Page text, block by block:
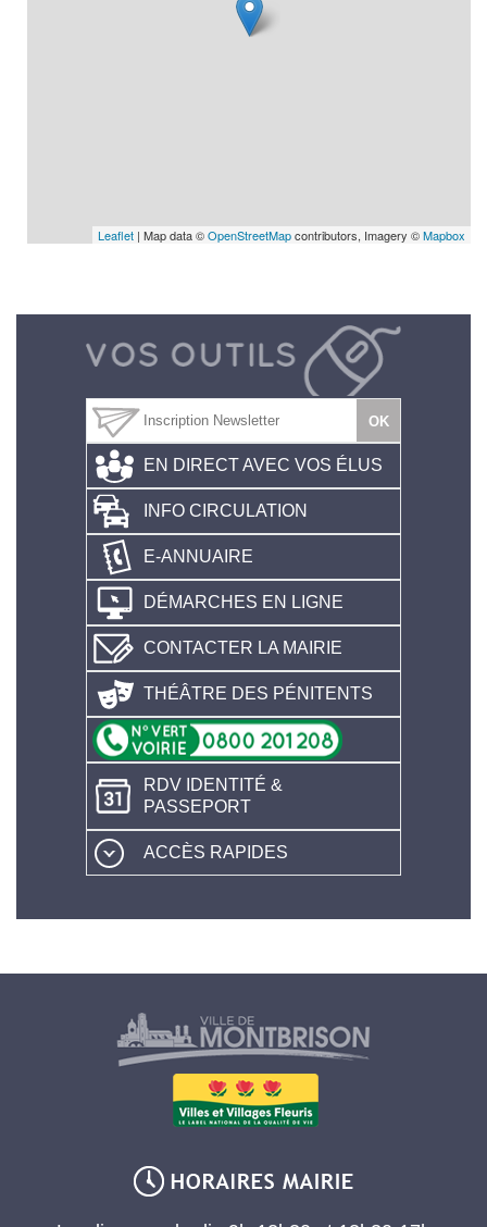
Leaflet | Map data ©OpenStreetMapcontributors, Imagery ©Mapbox
EN DIRECT AVEC VOS ÉLUS
INFO CIRCULATION
E-ANNUAIRE
DÉMARCHES EN LIGNE
CONTACTER LA MAIRIE
THÉÂTRE DES PÉNITENTS
RDV IDENTITÉ &
PASSEPORT
ACCÈS RAPIDES